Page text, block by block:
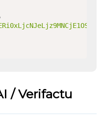
,
/ Verifactu